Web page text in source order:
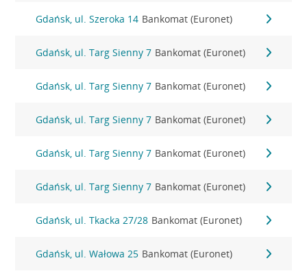
Gdańsk, ul. Szeroka 14 Bankomat (Euronet)
Gdańsk, ul. Targ Sienny 7 Bankomat (Euronet)
Gdańsk, ul. Targ Sienny 7 Bankomat (Euronet)
Gdańsk, ul. Targ Sienny 7 Bankomat (Euronet)
Gdańsk, ul. Targ Sienny 7 Bankomat (Euronet)
Gdańsk, ul. Targ Sienny 7 Bankomat (Euronet)
Gdańsk, ul. Tkacka 27/28 Bankomat (Euronet)
Gdańsk, ul. Wałowa 25 Bankomat (Euronet)